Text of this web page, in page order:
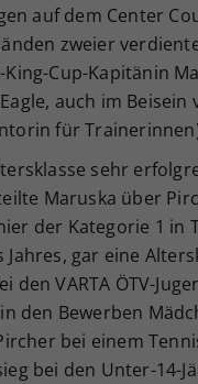
auf dem Center
zweier
Cup-Kapitänin
auch im Beisein
für
sehr
Maruska über
der Kategorie 1 in
gar eine
VARTA ÖTV-
den Bewerben
bei einem
bei den Unter-14-